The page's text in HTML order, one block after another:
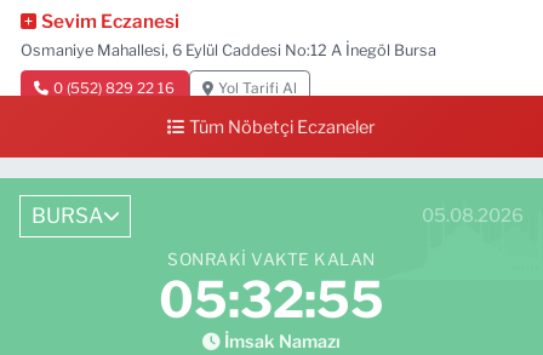
Sevim Eczanesi
Osmaniye Mahallesi, 6 Eylül Caddesi No:12 A İnegöl Bursa
0 (552) 829 22 16 Yol Tarifi Al
Tüm Nöbetçi Eczaneler
BURSA 05.08.2026
SONRAKI VAKTE KALAN
05:32:54
İmsak Namazı